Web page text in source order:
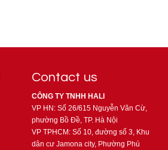
Contact us
CÔNG TY TNHH HALI
VP HN: Số 26/615 Nguyễn Văn Cừ,
phường Bồ Đề, TP. Hà Nội
VP TPHCM: Số 10, đường số 3, Khu
dân cư Jamona city, Phường Phú